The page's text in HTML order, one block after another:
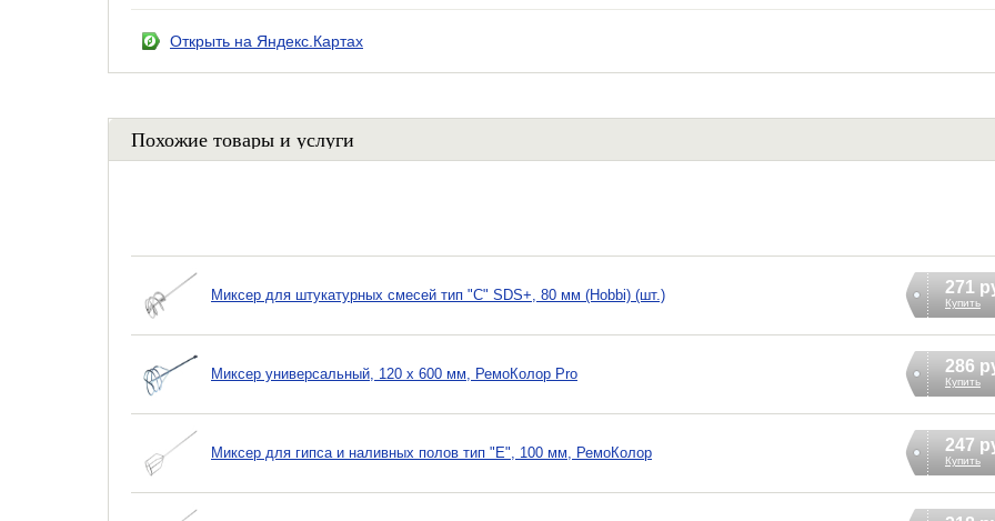
Открыть на Яндекс.Картах
Похожие товары и услуги
Миксер для штукатурных смесей тип "С" SDS+, 80 мм (Hobbi) (шт.) 271
Купить
Миксер универсальный, 120 х 600 мм, РемоКолор Pro 286
Купить
Миксер для гипса и наливных полов тип "E", 100 мм, РемоКолор 247
Купить